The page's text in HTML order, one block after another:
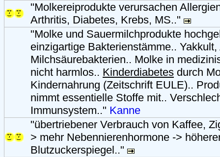
"Molkereiprodukte verursachen
Arthritis, Diabetes, Krebs, MS.."
"Molke und Sauermilchprodukte
einzigartige Bakterienstämme..
Milchsäurebakterien.. Molke in
nicht harmlos.. Kinderdiabetes durch
Kindernahrung (Zeitschrift EULE)..
nimmt essentielle Stoffe mit..
Immunsystem.." Kanne
"übertriebener Verbrauch von Kaffee,
> mehr Nebennierenhormone ->
Blutzuckerspiegel.."